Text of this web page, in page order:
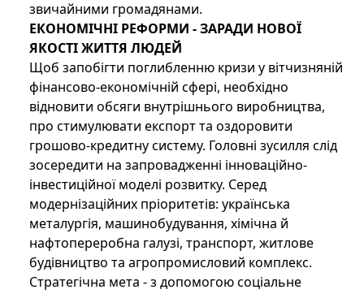
звичайними громадянами.
ЕКОНОМІЧНІ РЕФОРМИ - ЗАРАДИ НОВОЇ
ЯКОСТІ ЖИТТЯ ЛЮДЕЙ
Щоб запобігти поглибленню кризи у вітчизняній
фінансово-економічній сфері, необхідно
відновити обсяги внутрішнього виробництва,
про стимулювати експорт та оздоровити
грошово-кредитну систему. Головні зусилля слід
зосередити на запровадженні інноваційно-
інвестиційної моделі розвитку. Серед
модернізаційних пріоритетів: українська
металургія, машинобудування, хімічна й
нафтопереробна галузі, транспорт, житлове
будівництво та агропромисловий комплекс.
Стратегічна мета - з допомогою соціальне